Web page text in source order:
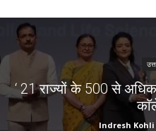
‘ 21 राज्यों के 500 से
Indresh Kohli